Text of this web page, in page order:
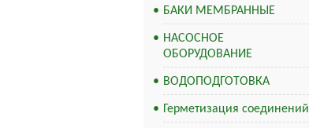
БАКИ МЕМБРАННЫЕ
НАСОСНОЕ
ОБОРУДОВАНИЕ
ВОДОПОДГОТОВКА
Герметизация соединений